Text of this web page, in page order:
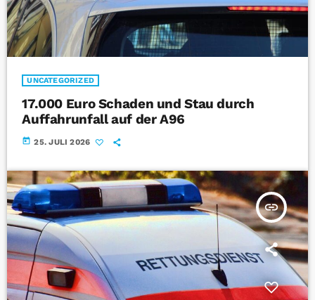
UNCATEGORIZED
17.000 Euro Schaden und Stau durch
Auffahrunfall auf der A96
today 25. JULI 2026
insert_link